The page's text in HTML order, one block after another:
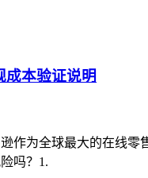
成本验证说明
作为全球最大的在线
吗？1.